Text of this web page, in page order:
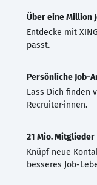
Über eine Million
Entdecke mit
passt.
Persönliche Job-
Lass Dich finden
Recruiter·innen.
21 Mio. Mitglieder
Knüpf neue
besseres Job-